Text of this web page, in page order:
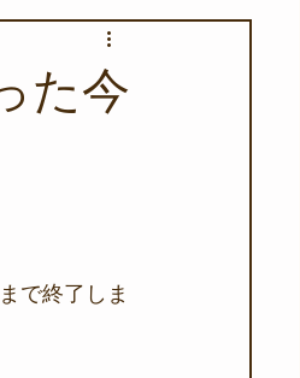
アカモク養殖実験
た今
で終了しま